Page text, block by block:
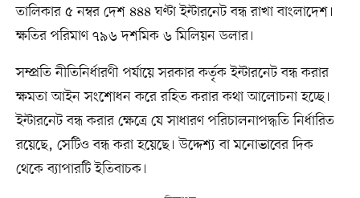
তালিকার ৫ নম্বর দেশ ৪৪৪ ঘণ্টা ইন্টারনেট বন্ধ রাখা বাংলাদেশ।
ক্ষতির পরিমাণ ৭৯৬ দশমিক ৬ মিলিয়ন ডলার।
সম্প্রতি নীতিনির্ধারণী পর্যায়ে সরকার কর্তৃক ইন্টারনেট বন্ধ করার
ক্ষমতা আইন সংশোধন করে রহিত করার কথা আলোচনা হচ্ছে।
ইন্টারনেট বন্ধ করার ক্ষেত্রে যে সাধারণ পরিচালনাপদ্ধতি নির্ধারিত
রয়েছে, সেটিও বন্ধ করা হয়েছে। উদ্দেশ্য বা মনোভাবের দিক
থেকে ব্যাপারটি ইতিবাচক।